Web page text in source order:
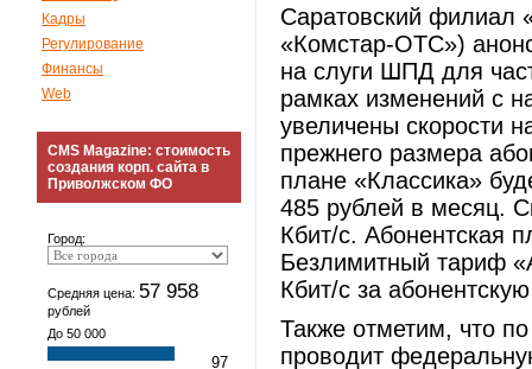
Кадры
Регулирование
Финансы
Web
CMS Magazine: стоимость
создания корп. сайта в
Приволжском ФО
Город:
Средняя цена: 57 958
рублей
До 50 000
97
Саратовский филиал
«Комстар-ОТС»)
на слуги ШПД для
рамках изменений с
увеличены скорости
прежнего размера
плане «Классика»
485 рублей в месяц.
Кбит/с. Абонентская
Безлимитный тариф
Кбит/с за
Также отметим, что
проводит